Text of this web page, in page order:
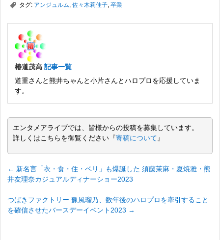
, タグ: アンジュルム, 佐々木莉佳子, 卒業
椿道茂高 記事一覧
道重さんと熊井ちゃんと小片さんとハロプロを応援していま
す。
エンタメアライブでは、皆様からの投稿を募集しています。
詳しくはこちらを御覧ください『寄稿について』
← 新名言「衣・食・住・ベリ」も爆誕した 須藤茉麻・夏焼雅・熊
井友理奈カジュアルディナーショー2023
つばきファクトリー 豫風瑠乃、数年後のハロプロを牽引すること
を確信させたバースデーイベント2023 →